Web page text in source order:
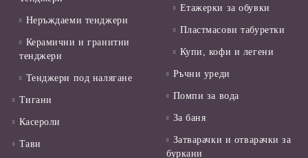
Неръждаеми тенджери
Керамични и гранитни
тенджери
Тенджери под налягане
Тигани
Касероли
Тави
Етажерки за обувки
Пластмасови табуретки
Купи, кофи и легени
Ръчни уреди
Помпи за вода
За баня
Затварачки и отварачки за
буркани